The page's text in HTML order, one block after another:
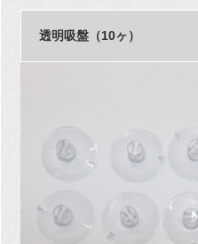
透明吸盤（10ヶ）